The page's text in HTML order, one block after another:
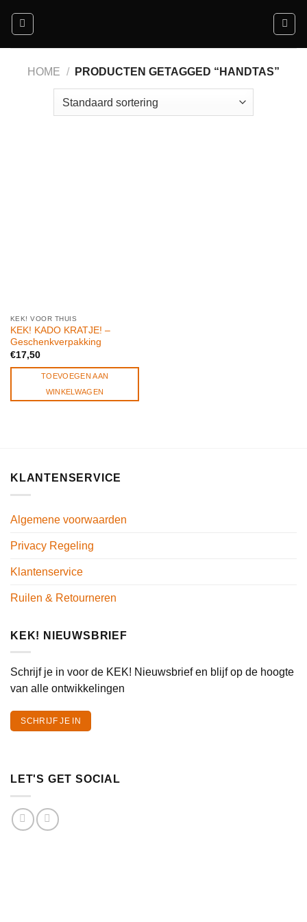
naar
HOME / PRODUCTEN GETAGGED “HANDTAS”
KEK! VOOR THUIS
KEK! KADO KRATJE! –
Geschenkverpakking
€17,50
TOEVOEGEN AAN
WINKELWAGEN
KLANTENSERVICE
Algemene voorwaarden
Privacy Regeling
Klantenservice
Ruilen & Retourneren
KEK! NIEUWSBRIEF
Schrijf je in voor de KEK! Nieuwsbrief en blijf op de hoogte
van alle ontwikkelingen
SCHRIJF JE IN
LET'S GET SOCIAL